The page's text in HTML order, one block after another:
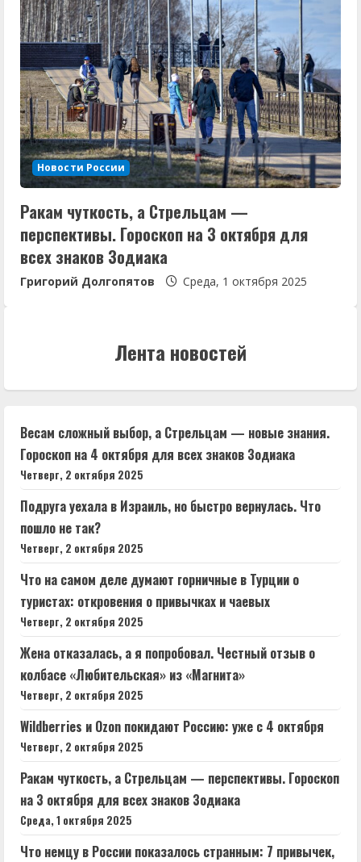
Новости России
Ракам чуткость, а Стрельцам —
перспективы. Гороскоп на 3 октября для
всех знаков Зодиака
Григорий Долгопятов Среда, 1 октября 2025
Лента новостей
Весам сложный выбор, а Стрельцам — новые знания.
Гороскоп на 4 октября для всех знаков Зодиака
Четверг, 2 октября 2025
Подруга уехала в Израиль, но быстро вернулась. Что
пошло не так?
Четверг, 2 октября 2025
Что на самом деле думают горничные в Турции о
туристах: откровения о привычках и чаевых
Четверг, 2 октября 2025
Жена отказалась, а я попробовал. Честный отзыв о
колбасе «Любительская» из «Магнита»
Четверг, 2 октября 2025
Wildberries и Ozon покидают Россию: уже с 4 октября
Четверг, 2 октября 2025
Ракам чуткость, а Стрельцам — перспективы. Гороскоп
на 3 октября для всех знаков Зодиака
Среда, 1 октября 2025
Что немцу в России показалось странным: 7 привычек,